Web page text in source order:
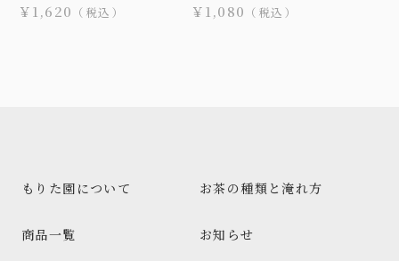
￥1,620 （税込） ￥1,080 （税込）
もりた園について
商品一覧
お茶の種類と淹れ方
お知らせ